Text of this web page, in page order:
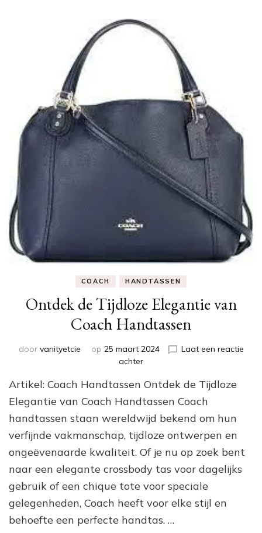
COACH HANDTASSEN
Ontdek de Tijdloze Elegantie van
Coach Handtassen
door vanityetcie op 25 maart 2024
Laat een reactie
achterop
de
Tijdloze
van
Coach
Handtassen
Artikel: Coach Handtassen Ontdek de Tijdloze
Elegantie van Coach Handtassen Coach
handtassen staan wereldwijd bekend om hun
verfijnde vakmanschap, tijdloze ontwerpen en
ongeëvenaarde kwaliteit. Of je nu op zoek bent
naar een elegante crossbody tas voor dagelijks
gebruik of een chique tote voor speciale
gelegenheden, Coach heeft voor elke stijl en
behoefte een perfecte handtas. …